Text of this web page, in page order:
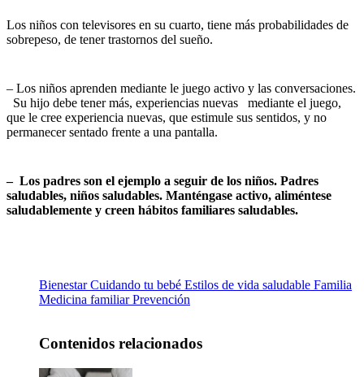
Los niños con televisores en su cuarto, tiene más probabilidades de
sobrepeso, de tener trastornos del sueño.
– Los niños aprenden mediante le juego activo y las conversaciones.
Su hijo debe tener más, experiencias nuevas mediante el juego,
que le cree experiencia nuevas, que estimule sus sentidos, y no
permanecer sentado frente a una pantalla.
– Los padres son el ejemplo a seguir de los niños. Padres
saludables, niños saludables. Manténgase activo, aliméntese
saludablemente y creen hábitos familiares saludables.
BienestarCuidando tu bebé Estilos de vida saludable Familia
Medicina familiarPrevención
Contenidos relacionados